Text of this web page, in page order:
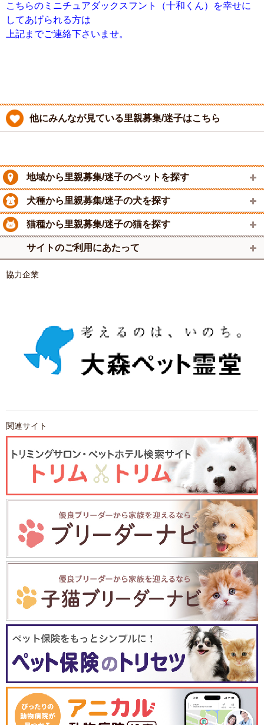
こちらのミニチュアダックスフント（十和くん）を幸せに
してあげられる方は
上記までご連絡下さいませ。
他にみんなが見ている里親募集/迷子はこちら
地域から里親募集/迷子のペットを探す
犬種から里親募集/迷子の犬を探す
猫種から里親募集/迷子の猫を探す
サイトのご利用にあたって
協力企業
関連サイト